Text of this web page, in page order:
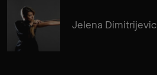
Jelena Dimitrijevic